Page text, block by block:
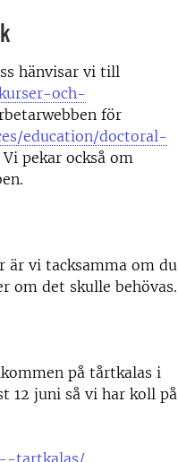
hänvisar vi till
och-
för
education/doctoral-
Vi pekar också om
är vi tacksamma om du
om det skulle behövas.
på tårtkalas i
12 juni så vi har koll på
tartkalas/.